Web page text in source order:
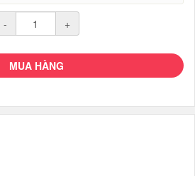
- +
MUA HÀNG